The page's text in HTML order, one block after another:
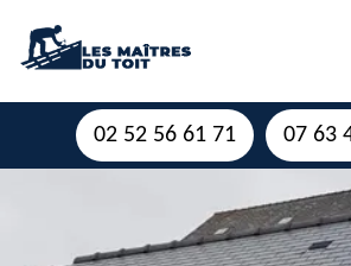
02 52 56 61 71 07 63